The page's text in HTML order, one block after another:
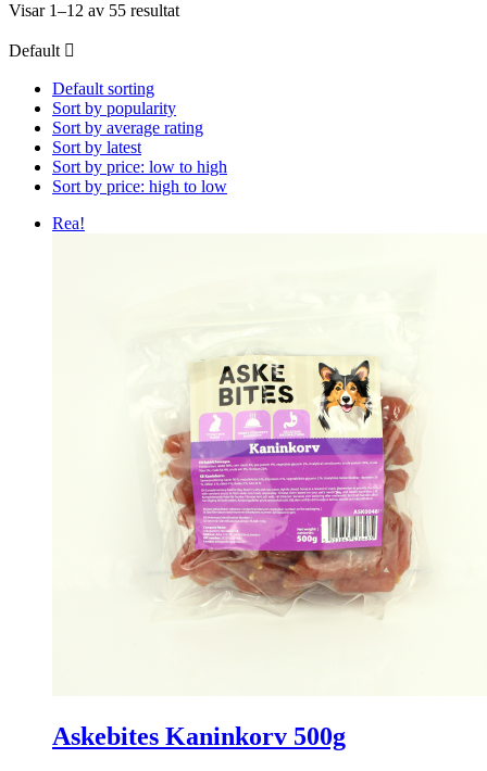
Visar 1–12 av 55 resultat
Default
Default sorting
Sort by popularity
Sort by average rating
Sort by latest
Sort by price: low to high
Sort by price: high to low
Rea!
Askebites Kaninkorv 500g